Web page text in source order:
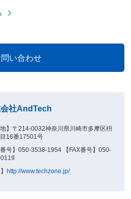
社AndTech
地】〒214-0032神奈川県川崎市多摩区枡
16番17501号
番号】050-3538-1954 【FAX番号】050-
http://www.techzone.jp/